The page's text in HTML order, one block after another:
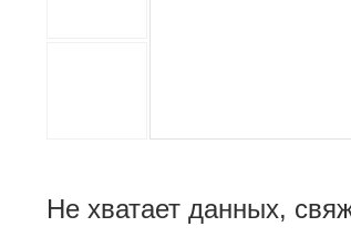
Не хватает данных,